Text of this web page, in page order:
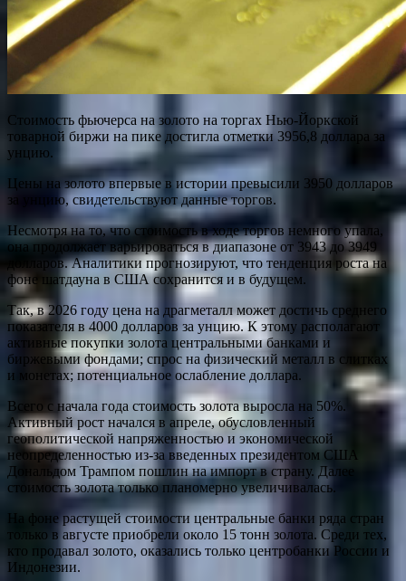
Стоимость фьючерса на золото на торгах Нью-Йоркской
товарной биржи на пике достигла отметки 3956,8 доллара за
унцию.
Цены на золото впервые в истории превысили 3950 долларов
за унцию, свидетельствуют данные торгов.
Несмотря на то, что стоимость в ходе торгов немного упала,
она продолжает варьироваться в диапазоне от 3943 до 3949
долларов. Аналитики прогнозируют, что тенденция роста на
фоне шатдауна в США сохранится и в будущем.
Так, в 2026 году цена на драгметалл может достичь среднего
показателя в 4000 долларов за унцию. К этому располагают
активные покупки золота центральными банками и
биржевыми фондами; спрос на физический металл в слитках
и монетах; потенциальное ослабление доллара.
Всего с начала года стоимость золота выросла на 50%.
Активный рост начался в апреле, обусловленный
геополитической напряженностью и экономической
неопределенностью из-за введенных президентом США
Дональдом Трампом пошлин на импорт в страну. Далее
стоимость золота только планомерно увеличивалась.
На фоне растущей стоимости центральные банки ряда стран
только в августе приобрели около 15 тонн золота. Среди тех,
кто продавал золото, оказались только центробанки России и
Индонезии.